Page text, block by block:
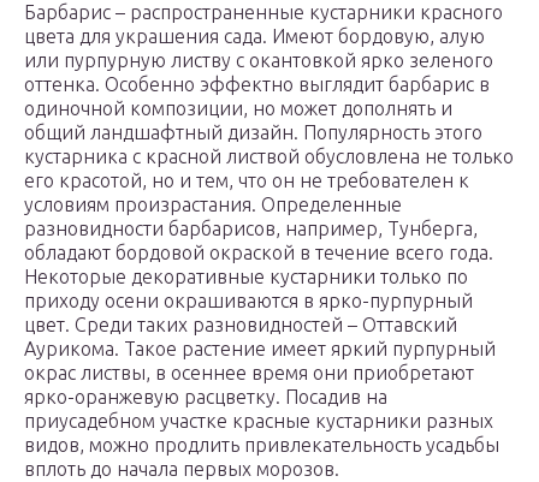
Барбарис – распространенные кустарники красного
цвета для украшения сада. Имеют бордовую, алую
или пурпурную листву с окантовкой ярко зеленого
оттенка. Особенно эффектно выглядит барбарис в
одиночной композиции, но может дополнять и
общий ландшафтный дизайн. Популярность этого
кустарника с красной листвой обусловлена не только
его красотой, но и тем, что он не требователен к
условиям произрастания. Определенные
разновидности барбарисов, например, Тунберга,
обладают бордовой окраской в течение всего года.
Некоторые декоративные кустарники только по
приходу осени окрашиваются в ярко-пурпурный
цвет. Среди таких разновидностей – Оттавский
Аурикома. Такое растение имеет яркий пурпурный
окрас листвы, в осеннее время они приобретают
ярко-оранжевую расцветку. Посадив на
приусадебном участке красные кустарники разных
видов, можно продлить привлекательность усадьбы
вплоть до начала первых морозов.